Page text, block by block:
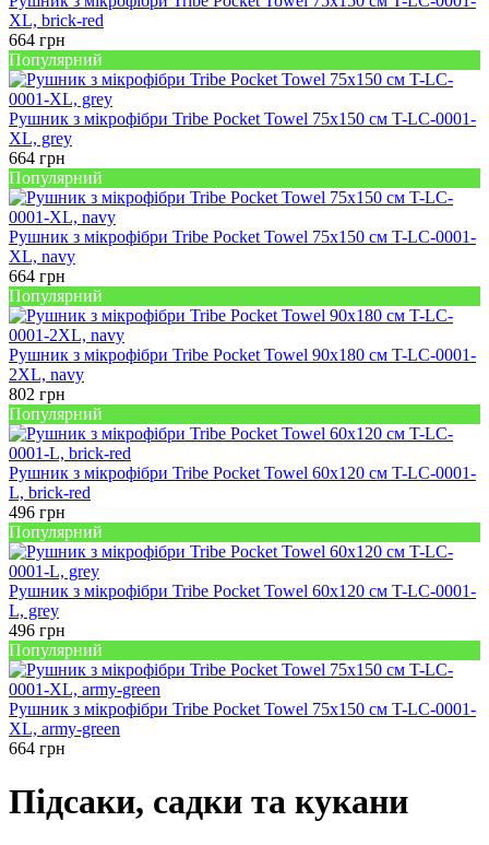
XL, brick-red
664 грн
Популярний
Рушник з мікрофібри Tribe Pocket Towel 75х150 см T-LC-0001-
XL, grey
664 грн
Популярний
Рушник з мікрофібри Tribe Pocket Towel 75х150 см T-LC-0001-
XL, navy
664 грн
Популярний
Рушник з мікрофібри Tribe Pocket Towel 90х180 см T-LC-0001-
2XL, navy
802 грн
Популярний
Рушник з мікрофібри Tribe Pocket Towel 60х120 см T-LC-0001-
L, brick-red
496 грн
Популярний
Рушник з мікрофібри Tribe Pocket Towel 60х120 см T-LC-0001-
L, grey
496 грн
Популярний
Рушник з мікрофібри Tribe Pocket Towel 75х150 см T-LC-0001-
XL, army-green
664 грн
Підсаки, садки та кукани